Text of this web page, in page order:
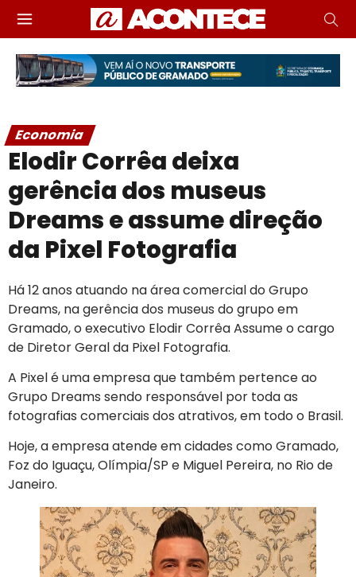
Economia
Elodir Corrêa deixa
gerência dos museus
Dreams e assume direção
da Pixel Fotografia
Há 12 anos atuando na área comercial do Grupo
Dreams, na gerência dos museus do grupo em
Gramado, o executivo Elodir Corrêa Assume o cargo
de Diretor Geral da Pixel Fotografia.
A Pixel é uma empresa que também pertence ao
Grupo Dreams sendo responsável por toda as
fotografias comerciais dos atrativos, em todo o Brasil.
Hoje, a empresa atende em cidades como Gramado,
Foz do Iguaçu, Olímpia/SP e Miguel Pereira, no Rio de
Janeiro.